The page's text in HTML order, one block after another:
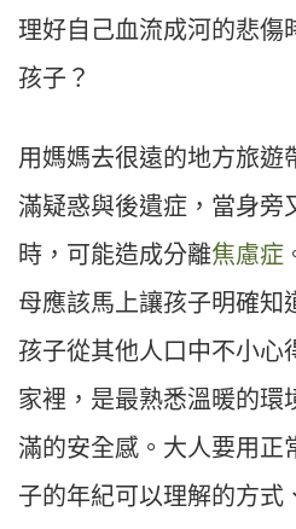
理好自己血流成河的悲傷
孩子？
用媽媽去很遠的地方旅遊
滿疑惑與後遺症，當身旁
時，可能造成分離焦慮症
母應該馬上讓孩子明確知
孩子從其他人口中不小心
家裡，是最熟悉溫暖的環
滿的安全感。大人要用正
子的年紀可以理解的方式